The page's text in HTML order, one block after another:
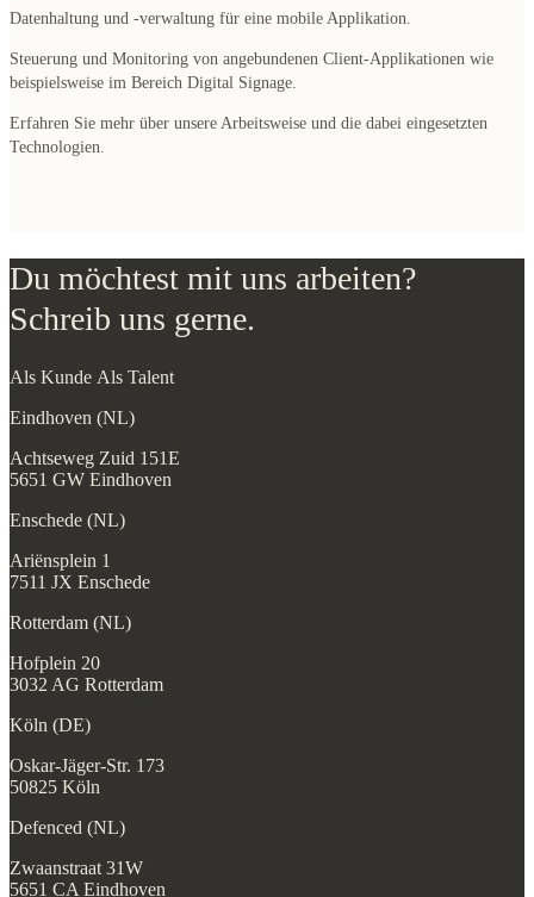
Datenhaltung und -verwaltung für eine mobile Applikation.
Steuerung und Monitoring von angebundenen Client-Applikationen wie
beispielsweise im Bereich Digital Signage.
Erfahren Sie mehr über unsere Arbeitsweise und die dabei eingesetzten
Technologien.
Du möchtest mit uns arbeiten?
Schreib uns gerne.
Als Kunde Als Talent
Eindhoven (NL)
Achtseweg Zuid 151E
5651 GW Eindhoven
Enschede (NL)
Ariënsplein 1
7511 JX Enschede
Rotterdam (NL)
Hofplein 20
3032 AG Rotterdam
Köln (DE)
Oskar-Jäger-Str. 173
50825 Köln
Defenced (NL)
Zwaanstraat 31W
5651 CA Eindhoven